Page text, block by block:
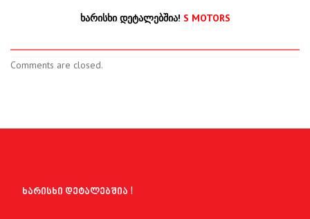
ხარისხი დეტალებშია! S MOTORS
Comments are closed.
ხარისხი დეტალებშია !